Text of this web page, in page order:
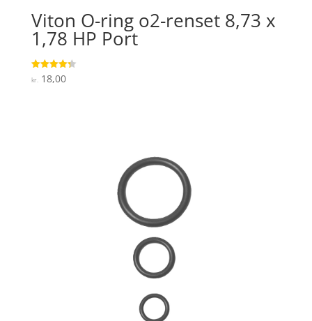
Viton O-ring o2-renset 8,73 x
1,78 HP Port
Vurderet
4.3
kr.18,00